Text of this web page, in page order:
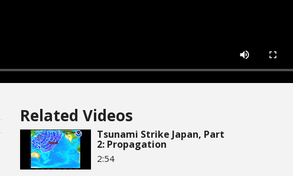
Related Videos
Tsunami Strike Japan, Part
2: Propagation
2:54